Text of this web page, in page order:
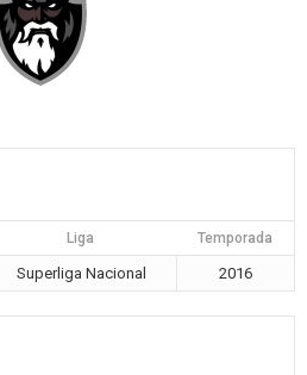
Liga Temporada
Superliga Nacional 2016